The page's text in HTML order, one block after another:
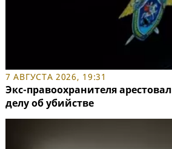
7 АВГУСТА 2026, 19:31
Экс-правоохранителя
делу об убийстве